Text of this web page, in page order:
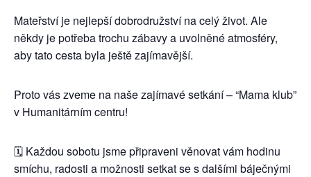
Mateřství je nejlepší dobrodružství na celý život. Ale
někdy je potřeba trochu zábavy a uvolněné atmosféry,
aby tato cesta byla ještě zajímavější.
Proto vás zveme na naše zajímavé setkání – “Mama klub”
v Humanitárním centru!
🗓️ Každou sobotu jsme připraveni věnovat vám hodinu
smíchu, radosti a možnosti setkat se s dalšími báječnými